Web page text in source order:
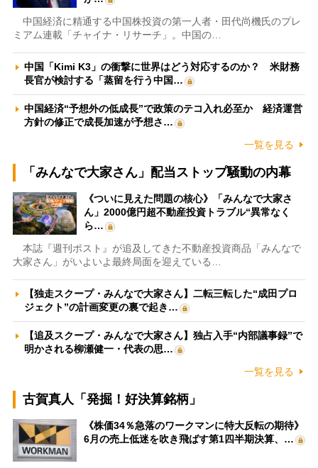
中国経済に精通する中国株投資の第一人者・田代尚機氏のプレ
ミアム連載「チャイナ・リサーチ」。中国の…
中国「Kimi K3」の衝撃に世界はどう対応するのか？ 米財務
長官が検討する「蒸留を行う中国…
中国経済“予想外の低成長”で政策のテコ入れ必至か 経済運営
方針の修正で成長加速が予想さ…
一覧を見る
「みんなで大家さん」配当ストップ騒動の内幕
《ついに見えた問題の核心》「みんなで大家さ
ん」2000億円超不動産投資トラブル“異常なく
ら…
本誌『週刊ポスト』が追及してきた不動産投資商品「みんなで
大家さん」がいよいよ最終局面を迎えている…
【独走スクープ・みんなで大家さん】二転三転した“成田プロ
ジェクト”の計画変更の裏で起き…
【追及スクープ・みんなで大家さん】独占入手“内部議事録”で
明かされる柳瀬健一・代表の思…
一覧を見る
古賀真人「発掘！好決算銘柄」
《株価34％急落のワークマンに特大反転の期待》
6月の売上低迷を吹き飛ばす第1四半期決算、…